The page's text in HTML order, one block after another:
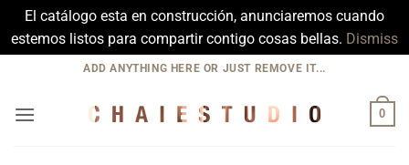
El catálogo esta en construcción, anunciaremos cuando
estemos listos para compartir contigo cosas bellas. Dismiss
content
ADD ANYTHING HERE OR JUST REMOVE IT...
0